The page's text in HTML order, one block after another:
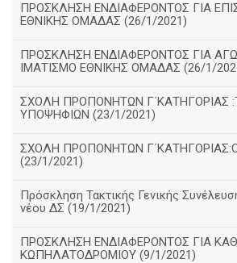
ΠΡΟΣΚΛΗΣΗ ΕΝΔΙΑΦΕΡΟΝΤΟΣ ΓΙΑ
ΕΘΝΙΚΗΣ ΟΜΑΔΑΣ (26/1/2021)
ΠΡΟΣΚΛΗΣΗ ΕΝΔΙΑΦΕΡΟΝΤΟΣ ΓΙΑ
ΙΜΑΤΙΣΜΟ ΕΘΝΙΚΗΣ ΟΜΑΔΑΣ (26/1/
ΣΧΟΛΗ ΠΡΟΠΟΝΗΤΩΝ Γ΄ΚΑΤΗΓΟΡΙΑΣ
ΥΠΟΨΗΦΙΩΝ (23/1/2021)
ΣΧΟΛΗ ΠΡΟΠΟΝΗΤΩΝ
(23/1/2021)
Πρόσκληση Τακτικής Γενικής
νέου ΔΣ (19/1/2021)
ΠΡΟΣΚΛΗΣΗ ΕΝΔΙΑΦΕΡΟΝΤΟΣ ΓΙΑ
ΚΩΠΗΛΑΤΟΔΡΟΜΙΟΥ (9/1/2021)